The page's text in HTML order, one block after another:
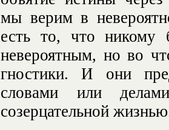
мы верим в
есть то, что никому
невероятным, но во
гностики. И они
словами или
созерцательной